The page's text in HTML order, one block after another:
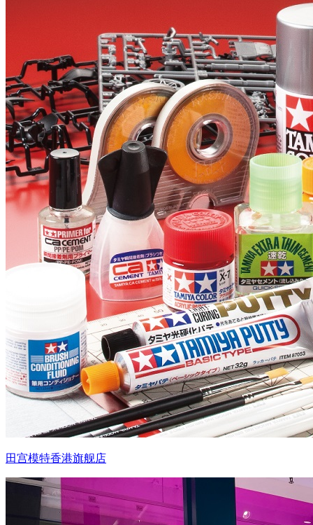
田宫模特香港旗舰店